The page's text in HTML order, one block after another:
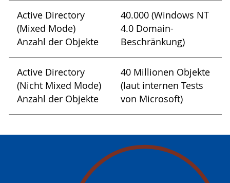
Active Directory
(Mixed Mode)
Anzahl der Objekte
40.000 (Windows NT
4.0 Domain-
Beschränkung)
Active Directory
(Nicht Mixed Mode)
Anzahl der Objekte
40 Millionen Objekte
(laut internen Tests
von Microsoft)